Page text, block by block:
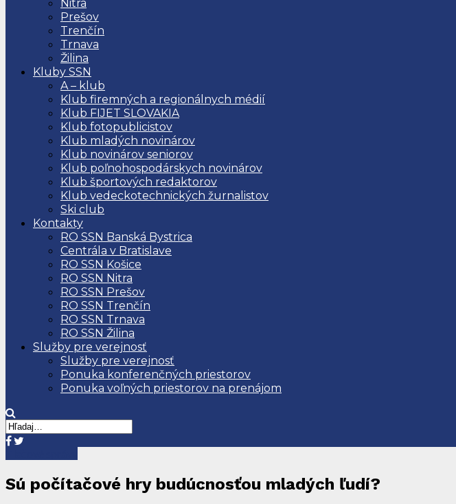
Nitra
Prešov
Trenčín
Trnava
Žilina
Kluby SSN
A – klub
Klub firemných a regionálnych médií
Klub FIJET SLOVAKIA
Klub fotopublicistov
Klub mladých novinárov
Klub novinárov seniorov
Klub poľnohospodárskych novinárov
Klub športových redaktorov
Klub vedeckotechnických žurnalistov
Ski club
Kontakty
RO SSN Banská Bystrica
Centrála v Bratislave
RO SSN Košice
RO SSN Nitra
RO SSN Prešov
RO SSN Trenčín
RO SSN Trnava
RO SSN Žilina
Služby pre verejnosť
Služby pre verejnosť
Ponuka konferenčných priestorov
Ponuka voľných priestorov na prenájom
Sú počítačové hry budúcnosťou mladých ľudí?